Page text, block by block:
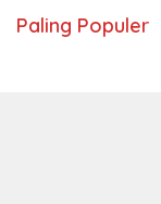
Paling Populer